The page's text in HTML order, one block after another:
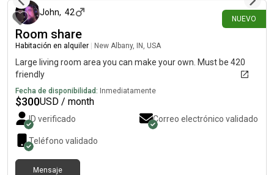
NUEVO
John, 42
Room share
Habitación en alquiler New Albany, IN, USA
Large living room area you can make your own. Must be 420
friendly
Fecha de disponibilidad: Inmediatamente
$300USD / month
ID verificado Correo electrónico validado
Teléfono validado
Mensaje